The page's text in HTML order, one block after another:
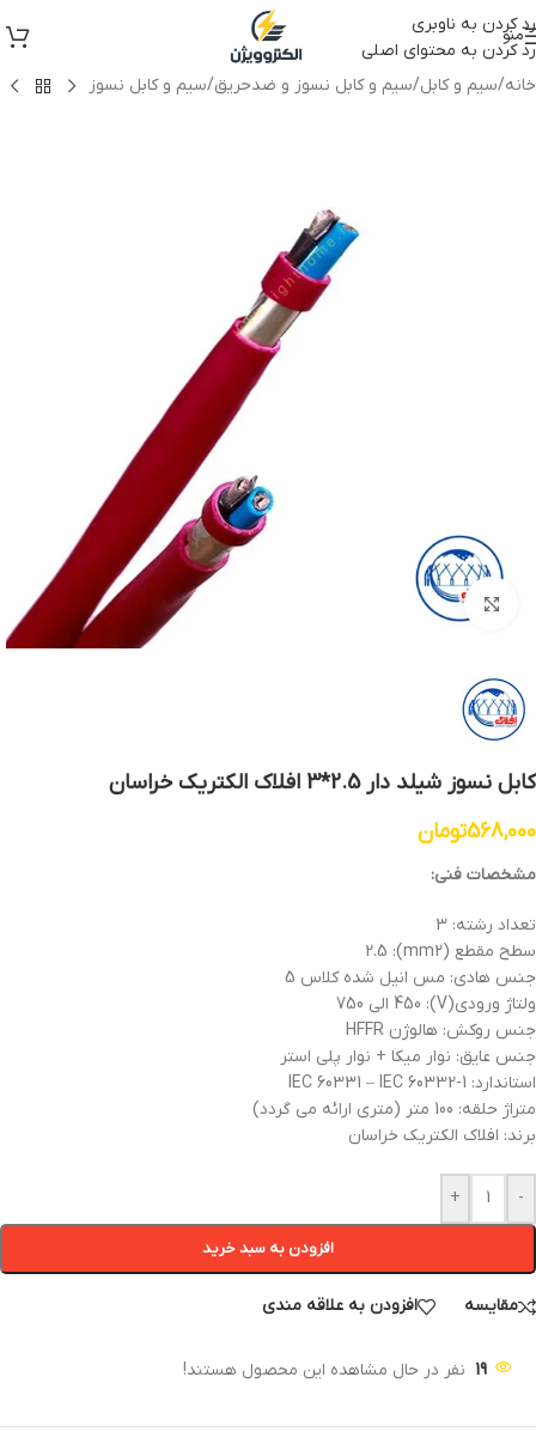
رد کردن به ناوبری
رد کردن به محتوای اصلی
منو
خانه/سیم و کابل/سیم و کابل نسوز و ضدحریق/سیم و کابل نسوز
بزرگنمایی تصویر
کابل نسوز شیلد دار 2.5*3 افلاک الکتریک خراسان
568,000تومان
مشخصات فنی:
تعداد رشته: 3
سطح مقطع (mm2): 2.5
جنس هادی: مس انیل شده کلاس 5
ولتاژ ورودی(V): 450 الی 750
جنس روکش: هالوژن HFFR
جنس عایق: نوار میکا + نوار پلی استر
استاندارد: IEC 60331 – IEC 60332-1
متراژ حلقه: 100 متر (متری ارائه می گردد)
برند: افلاک الکتریک خراسان
-
+
افزودن به سبد خرید
مقایسه افزودن به علاقه مندی
19 نفر در حال مشاهده این محصول هستند!